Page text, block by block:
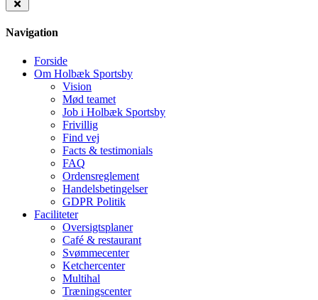
Navigation
Forside
Om Holbæk Sportsby
Vision
Mød teamet
Job i Holbæk Sportsby
Frivillig
Find vej
Facts & testimonials
FAQ
Ordensreglement
Handelsbetingelser
GDPR Politik
Faciliteter
Oversigtsplaner
Café & restaurant
Svømmecenter
Ketchercenter
Multihal
Træningscenter